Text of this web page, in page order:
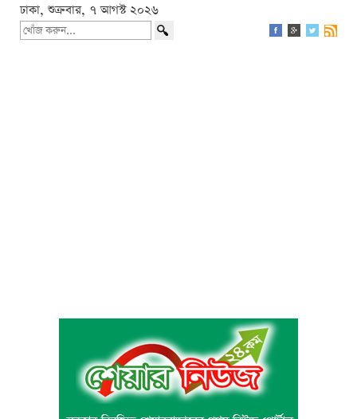
ঢাকা, শুক্রবার, ৭ আগস্ট ২০২৬